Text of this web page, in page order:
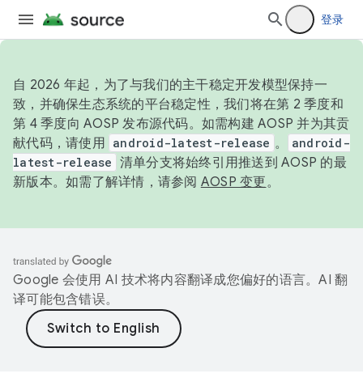
登录
自 2026 年起，为了与我们的主干稳定开发模型保持一
致，并确保生态系统的平台稳定性，我们将在第 2 季度和
第 4 季度向 AOSP 发布源代码。如需构建 AOSP 并为其贡
献代码，请使用 android-latest-release 。
android-
latest-release 清单分支将始终引用推送到 AOSP 的最
新版本。如需了解详情，请参阅 AOSP 变更。
Google 会使用 AI 技术将内容翻译成您偏好的语言。AI 翻
译可能包含错误。